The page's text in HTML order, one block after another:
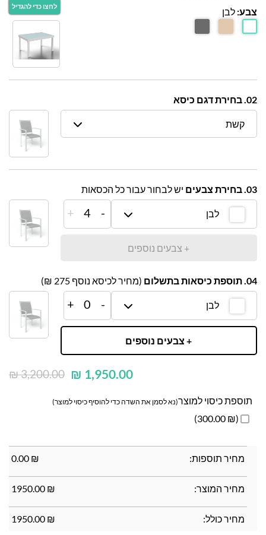
צבע: לבן
02. בחירת דגם כיסא
קשת
03. בחירת צבעים יש לבחור עבור כל הכסאות
לבן -
4
+
+ צבעים נוספים
04. תוספת כיסאות בתשלום (מחיר לכיסא נוסף 275
₪)
לבן -
0
+
+ צבעים נוספים
₪3,200.00 ₪ 1,950.00
תוספת כיסוי למוצר(נא לסמן את השדה כדי להוסיף כיסוי למוצר)
(₪ 300.00)
מחיר תוספות: ₪
0.00
מחיר המוצר: ₪
1950.00
מחיר כולל: ₪
1950.00